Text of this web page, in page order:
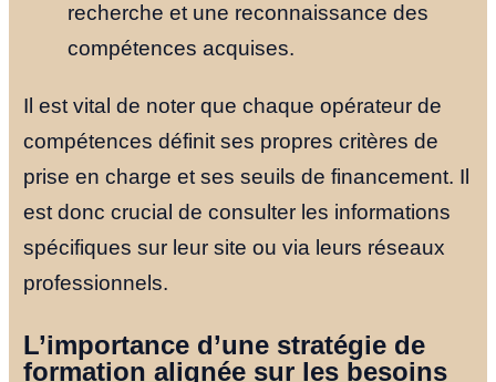
recherche et une reconnaissance des
compétences acquises.
Il est vital de noter que chaque opérateur de
compétences définit ses propres critères de
prise en charge et ses seuils de financement. Il
est donc crucial de consulter les informations
spécifiques sur leur site ou via leurs réseaux
professionnels.
L’importance d’une stratégie de
formation alignée sur les besoins